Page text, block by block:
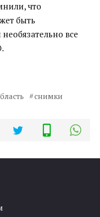
что
быть
все
снимки